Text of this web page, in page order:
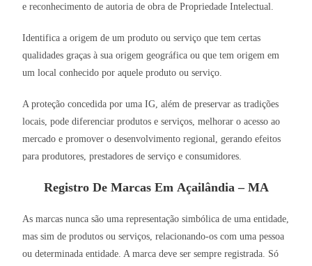
e reconhecimento de autoria de obra de Propriedade Intelectual.
Identifica a origem de um produto ou serviço que tem certas
qualidades graças à sua origem geográfica ou que tem origem em
um local conhecido por aquele produto ou serviço.
A proteção concedida por uma IG, além de preservar as tradições
locais, pode diferenciar produtos e serviços, melhorar o acesso ao
mercado e promover o desenvolvimento regional, gerando efeitos
para produtores, prestadores de serviço e consumidores.
Registro De Marcas Em Açailândia – MA
As marcas nunca são uma representação simbólica de uma entidade,
mas sim de produtos ou serviços, relacionando-os com uma pessoa
ou determinada entidade. A marca deve ser sempre registrada. Só